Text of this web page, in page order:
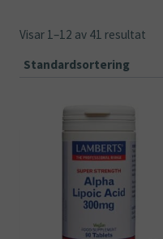
Visar 1–12 av 41 resultat